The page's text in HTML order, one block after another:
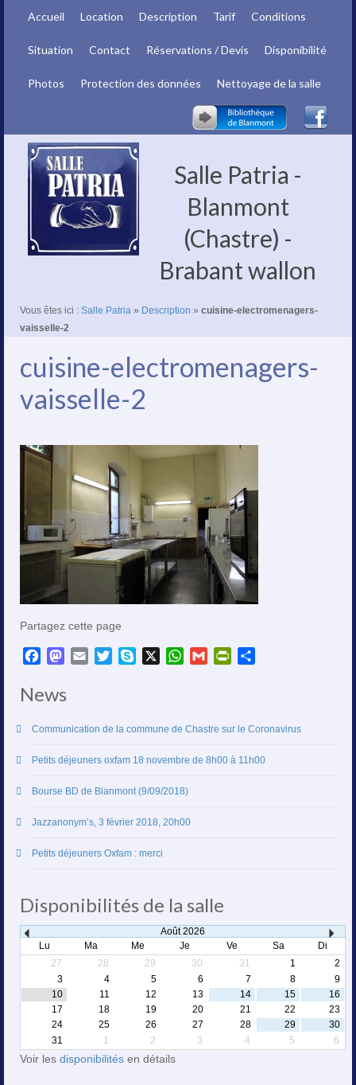
Accueil Location Description Tarif Conditions
Situation Contact Réservations / Devis Disponibilité
Photos Protection des données Nettoyage de la salle
Salle Patria -
Blanmont
(Chastre) -
Brabant wallon
Vous êtes ici : Salle Patria » Description » cuisine-electromenagers-
vaisselle-2
cuisine-electromenagers-
vaisselle-2
Partagez cette page
FacebookMastodon
EmailTwitterSkype WhatsApp
Gmail PrintFriendly
News
Communication de la commune de Chastre sur le Coronavirus
Petits déjeuners oxfam 18 novembre de 8h00 à 11h00
Bourse BD de Blanmont (9/09/2018)
Jazzanonym’s, 3 février 2018, 20h00
Petits déjeuners Oxfam : merci
Disponibilités de la salle
Août 2026
Lu
Ma Me Je Ve Sa
Di
27
28 29 30 31 1
2
3
4 5 6 7 8
9
10
11 12 13 14 15
16
17
18 19 20 21 22
23
24
25 26 27 28 29
30
31
1 2 3 4 5 6
Voir les disponibilités en détails